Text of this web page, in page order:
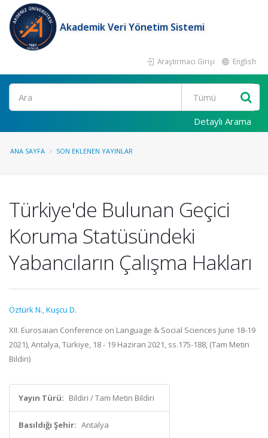
Akademik Veri Yönetim Sistemi
Araştırmacı Girişi English
Ara
Detaylı Arama
ANA SAYFA SON EKLENEN YAYINLAR
Türkiye'de Bulunan Geçici
Koruma Statüsündeki
Yabancıların Çalışma Hakları
Öztürk N.,Kuşcu D.
XII. Eurosaian Conference on Language & Social Sciences June 18-19
2021), Antalya, Türkiye, 18 - 19 Haziran 2021, ss.175-188, (Tam Metin
Bildiri)
Yayın Türü: Bildiri / Tam Metin Bildiri
Basıldığı Şehir: Antalya